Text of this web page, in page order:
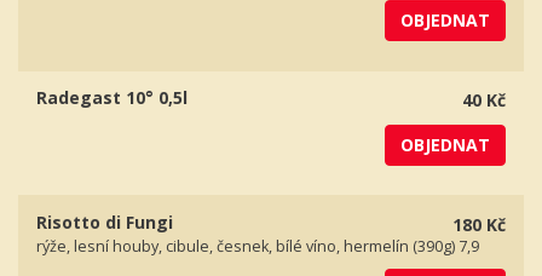
OBJEDNAT
40 Kč
Radegast 10° 0,5l
OBJEDNAT
180 Kč
Risotto di Fungi
rýže, lesní houby, cibule, česnek, bílé víno, hermelín (390g) 7,9